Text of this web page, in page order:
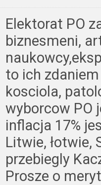
Elektorat PO
biznesmeni,
to ich
kosciola,
wyborcow PO
inflacja 17%
Litwie, łotwie,
przebiegly
Prosze o